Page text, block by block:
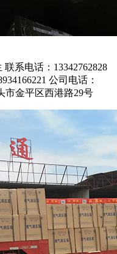
系电话：13342762828
公司电话：
市金平区西港路29号